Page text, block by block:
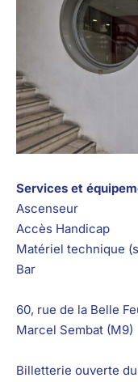
Services et
Ascenseur
Accès Handicap
Matériel technique
Bar
60, rue de la Belle
Marcel Sembat (M9)
Billetterie ouverte